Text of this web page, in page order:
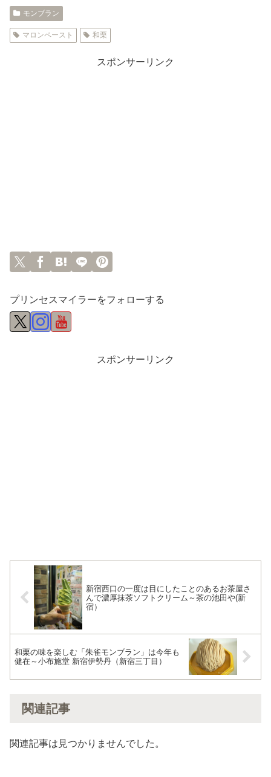
モンブラン
マロンペースト 和栗
スポンサーリンク
プリンセスマイラーをフォローする
スポンサーリンク
新宿西口の一度は目にしたことのあるお茶屋さ
んで濃厚抹茶ソフトクリーム～茶の池田や(新
宿）
和栗の味を楽しむ「朱雀モンブラン」は今年も
健在～小布施堂 新宿伊勢丹（新宿三丁目）
関連記事
関連記事は見つかりませんでした。